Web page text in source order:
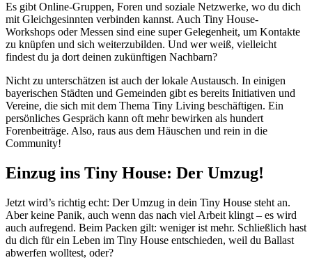
Es gibt Online-Gruppen, Foren und soziale Netzwerke, wo du dich
mit Gleichgesinnten verbinden kannst. Auch Tiny House-
Workshops oder Messen sind eine super Gelegenheit, um Kontakte
zu knüpfen und sich weiterzubilden. Und wer weiß, vielleicht
findest du ja dort deinen zukünftigen Nachbarn?
Nicht zu unterschätzen ist auch der lokale Austausch. In einigen
bayerischen Städten und Gemeinden gibt es bereits Initiativen und
Vereine, die sich mit dem Thema Tiny Living beschäftigen. Ein
persönliches Gespräch kann oft mehr bewirken als hundert
Forenbeiträge. Also, raus aus dem Häuschen und rein in die
Community!
Einzug ins Tiny House: Der Umzug!
Jetzt wird’s richtig echt: Der Umzug in dein Tiny House steht an.
Aber keine Panik, auch wenn das nach viel Arbeit klingt – es wird
auch aufregend. Beim Packen gilt: weniger ist mehr. Schließlich hast
du dich für ein Leben im Tiny House entschieden, weil du Ballast
abwerfen wolltest, oder?